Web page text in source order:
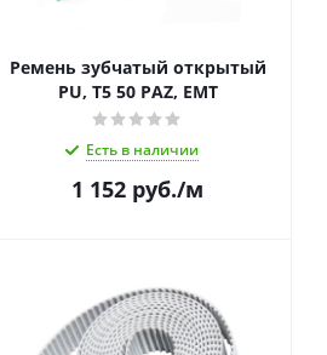
Ремень зубчатый открытый
PU, T5 50 PAZ, EMT
Есть в наличии
1 152 руб./м